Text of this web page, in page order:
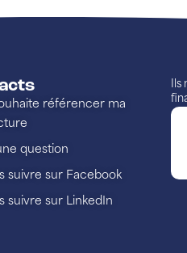
référencer ma
question
suivre sur Facebook
suivre sur LinkedIn